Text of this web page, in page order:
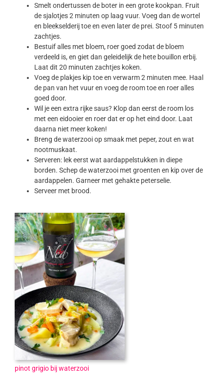
Smelt ondertussen de boter in een grote kookpan. Fruit
de sjalotjes 2 minuten op laag vuur. Voeg dan de wortel
en bleekselderij toe en even later de prei. Stoof 5 minuten
zachtjes.
Bestuif alles met bloem, roer goed zodat de bloem
verdeeld is, en giet dan geleidelijk de hete bouillon erbij.
Laat dit 20 minuten zachtjes koken.
Voeg de plakjes kip toe en verwarm 2 minuten mee. Haal
de pan van het vuur en voeg de room toe en roer alles
goed door.
Wil je een extra rijke saus? Klop dan eerst de room los
met een eidooier en roer dat er op het eind door. Laat
daarna niet meer koken!
Breng de waterzooi op smaak met peper, zout en wat
nootmuskaat.
Serveren: lek eerst wat aardappelstukken in diepe
borden. Schep de waterzooi met groenten en kip over de
aardappelen. Garneer met gehakte peterselie.
Serveer met brood.
pinot grigio bij waterzooi